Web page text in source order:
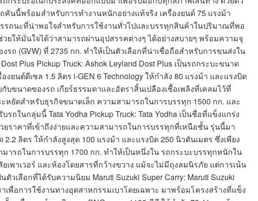
นนี้พร้อมสำหรับการทำงานหนักอย่างแท้จริง เครื่องยนต์ 75 แรงม้า
รถนะที่น่าพอใจสำหรับการใช้งานทั่วไปและบรรทุกสินค้าในปริมาณที่พอ
ยให้มั่นใจได้ว่าสามารถผ่านอุปสรรคต่างๆ ได้อย่างสบายๆ พร้อมความจุ
ถ (GVW) ที่ 2735 กก. ทำให้เป็นตัวเลือกที่น่าเชื่อถือสำหรับการขนส่งใน
Plus Pickup Truck: Ashok Leyland Dost Plus เป็นรถกระบะขนาด
งยนต์ดีเซล 1.5 ลิตร i-GEN 6 Technology ให้กำลัง 80 แรงม้า และแรงบิด
บขนาดของรถ เกียร์ธรรมดาและอัตราสิ้นเปลืองเชื้อเพลิงที่เคลมไว้ที่
หยัดสำหรับธุรกิจขนาดเล็ก ความสามารถในการบรรทุก 1500 กก. และ
รถในกลุ่มนี้ Tata Yodha Pickup Truck: Tata Yodha เป็นชื่อที่แข็งแกร่ง
ราคาที่เข้าถึงง่ายและความสามารถในการบรรทุกที่เหนือชั้น รุ่นนี้มา
ลิตร ให้กำลังสูงสุด 100 แรงม้า และแรงบิด 250 นิวตันเมตร ซึ่งเพียง
ารถในการบรรทุก 1700 กก. ทำให้เป็นหนึ่งใน รถกระบะบรรทุกหนักใน
เพาเวอร์ และห้องโดยสารที่กว้างขวาง แม้จะไม่มีถุงลมนิรภัย แต่การเน้น
เลือกที่ได้รับความนิยม Maruti Suzuki Super Carry: Maruti Suzuki
พื่อการใช้งานทางอุตสาหกรรมเบาโดยเฉพาะ มาพร้อมโครงสร้างที่แข็ง